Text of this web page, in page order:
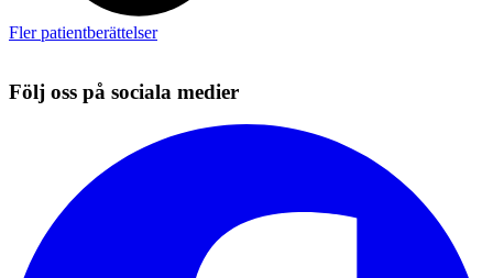
Fler patientberättelser
Följ oss på sociala medier